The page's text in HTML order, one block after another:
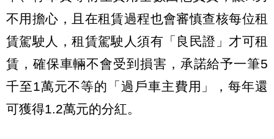
不用擔心，且在租賃過程也會審慎查核每位租
賃駕駛人，租賃駕駛人須有「良民證」才可租
賃，確保車輛不會受到損害，承諾給予一筆5
千至1萬元不等的「過戶車主費用」，每年還
可獲得1.2萬元的分紅。